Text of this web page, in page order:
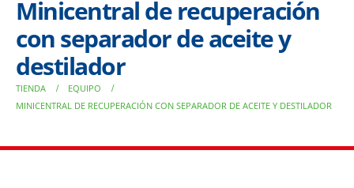
Minicentral de recuperación
con separador de aceite y
destilador
TIENDA
EQUIPO
MINICENTRAL DE RECUPERACIÓN CON SEPARADOR DE ACEITE Y DESTILADOR